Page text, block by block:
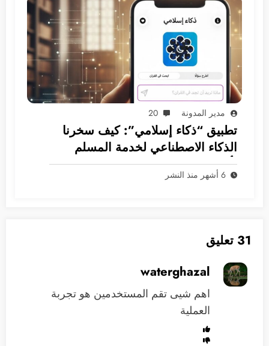
مدير المدونة 20
تطبيق “ذكاء إسلامي”: كيف سخرنا
الذكاء الاصطناعي لخدمة المسلم
بأمان؟
6 أشهر منذ النشر
31 تعليق
waterghazal
اهم شيى تقم المستخدمين هو تجربة
العملية